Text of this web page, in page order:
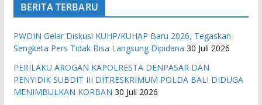
BERITA TERBARU
PWOIN Gelar Diskusi KUHP/KUHAP Baru 2026, Tegaskan
Sengketa Pers Tidak Bisa Langsung Dipidana 30 Juli 2026
PERILAKU AROGAN KAPOLRESTA DENPASAR DAN
PENYIDIK SUBDIT III DITRESKRIMUM POLDA BALI DIDUGA
MENIMBULKAN KORBAN 30 Juli 2026